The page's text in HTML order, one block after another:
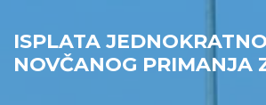
ISPLATA
NOVČANOG PRIMANJA